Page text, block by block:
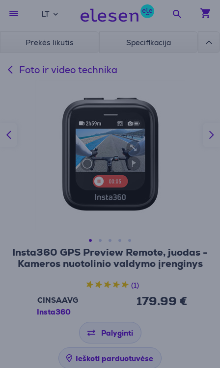
LT
Prekės likutis Specifikacija
Foto ir video technika
Insta360 GPS Preview Remote, juodas -
Kameros nuotolinio valdymo įrenginys
CINSAAVG
Insta360
179.99 €
(1)
Palyginti
Ieškoti parduotuvėse